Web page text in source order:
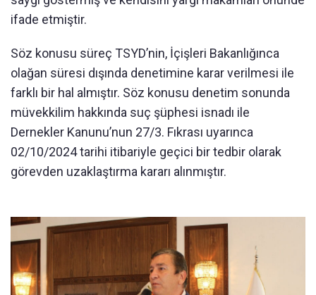
ifade etmiştir.
Söz konusu süreç TSYD’nin, İçişleri Bakanlığınca
olağan süresi dışında denetimine karar verilmesi ile
farklı bir hal almıştır. Söz konusu denetim sonunda
müvekkilim hakkında suç şüphesi isnadı ile
Dernekler Kanunu’nun 27/3. Fıkrası uyarınca
02/10/2024 tarihi itibariyle geçici bir tedbir olarak
görevden uzaklaştırma kararı alınmıştır.